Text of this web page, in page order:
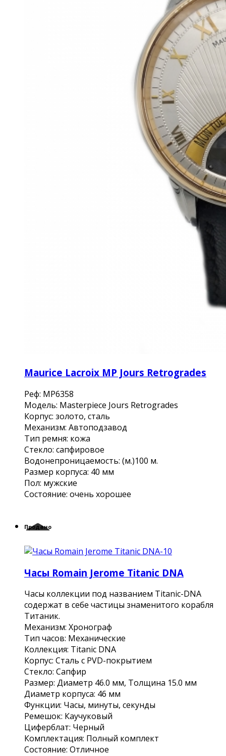
Maurice Lacroix MP Jours Retrogrades
Реф: MP6358
Модель: Masterpiece Jours Retrogrades
Корпус: золото, сталь
Механизм: Автоподзавод
Тип ремня: кожа
Стекло: сапфировое
Водонепроницаемость: (м.)100 м.
Размер корпуса: 40 мм
Пол: мужские
Состояние: очень хорошее
Продано
Часы Romain Jerome Titanic DNA
Часы коллекции под названием Titanic-DNA
содержат в себе частицы знаменитого корабля
Титаник.
Механизм: Хронограф
Тип часов: Механические
Коллекция: Titanic DNA
Корпус: Сталь с PVD-покрытием
Стекло: Сапфир
Размер: Диаметр 46.0 мм, Толщина 15.0 мм
Диаметр корпуса: 46 мм
Функции: Часы, минуты, секунды
Ремешок: Каучуковый
Циферблат: Черный
Комплектация: Полный комплект
Состояние: Отличное